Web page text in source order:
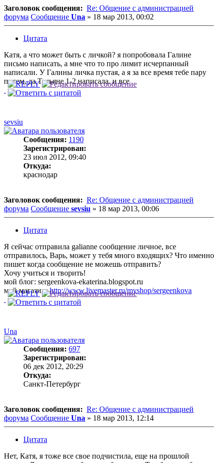
Заголовок сообщения: Re: Общение с администрацией
форума Сообщение Una » 18 мар 2013, 00:02
Цитата
Катя, а что может быть с личкой? я попробовала Галине
письмо написать, а мне что то про лимит исчерпанный
написали. У Галины личка пустая, а я за все время тебе пару
писем, да Татьяне 1-2 написала. и все
sevsiu
Сообщения: 1190
Зарегистрирован:
23 июл 2012, 09:40
Откуда:
краснодар
Заголовок сообщения: Re: Общение с администрацией
форума Сообщение sevsiu » 18 мар 2013, 00:06
Цитата
Я сейчас отправила galianne сообщение личное, все
отправилось, Варь, может у тебя много входящих? Что именно
пишет когда сообщение не можешь отправить?
Хочу учиться и творить!
мой блог: sergeenkova-ekaterina.blogspot.ru
мой магазин:http://www.livemaster.ru/myshop/sergeenkova
Una
Сообщения: 697
Зарегистрирован:
06 дек 2012, 20:29
Откуда:
Санкт-Петербург
Заголовок сообщения: Re: Общение с администрацией
форума Сообщение Una » 18 мар 2013, 12:14
Цитата
Нет, Катя, я тоже все свое подчистила, еще на прошлой